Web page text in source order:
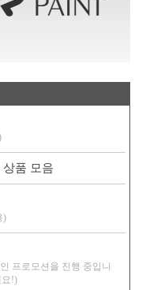
품 모음
)
프로모션을 진행 중입니
요!)